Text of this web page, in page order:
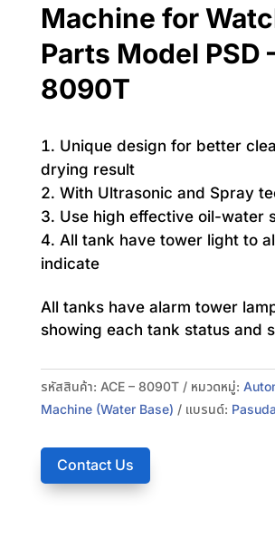
Machine for
Parts Model PSD
8090T
Unique design for better
drying result
With Ultrasonic and Spray
Use high effective oil-water
All tank have tower light to
indicate
All tanks have alarm tower
showing each tank status and
รหัสสินค้า: ACE – 8090T หมวดหมู่:
Machine (Water Base)
แบรนด์: Pasuda
Contact Us